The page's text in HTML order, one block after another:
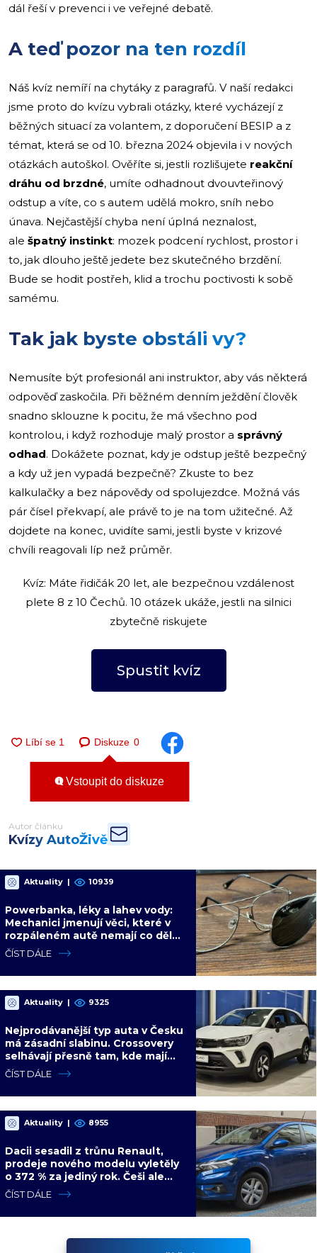
dál řeší v prevenci i ve veřejné debatě.
A teď pozor na ten rozdíl
Náš kvíz nemíří na chytáky z paragrafů. V naší redakci
jsme proto do kvízu vybrali otázky, které vycházejí z
běžných situací za volantem, z doporučení BESIP a z
témat, která se od 10. března 2024 objevila i v nových
otázkách autoškol. Ověříte si, jestli rozlišujete reakční
dráhu od brzdné, umíte odhadnout dvouvteřinový
odstup a víte, co s autem udělá mokro, sníh nebo
únava. Nejčastější chyba není úplná neznalost,
ale špatný instinkt: mozek podcení rychlost, prostor i
to, jak dlouho ještě jedete bez skutečného brzdění.
Bude se hodit postřeh, klid a trochu poctivosti k sobě
samému.
Tak jak byste obstáli vy?
Nemusíte být profesionál ani instruktor, aby vás některá
odpověď zaskočila. Při běžném denním ježdění člověk
snadno sklouzne k pocitu, že má všechno pod
kontrolou, i když rozhoduje malý prostor a správný
odhad. Dokážete poznat, kdy je odstup ještě bezpečný
a kdy už jen vypadá bezpečně? Zkuste to bez
kalkulačky a bez nápovědy od spolujezdce. Možná vás
pár čísel překvapí, ale právě to je na tom užitečné. Až
dojdete na konec, uvidíte sami, jestli byste v krizové
chvíli reagovali líp než průměr.
Kvíz: Máte řidičák 20 let, ale bezpečnou vzdálenost
plete 8 z 10 Čechů. 10 otázek ukáže, jestli na silnici
zbytečně riskujete
Spustit kvíz
Diskuze 0
Vstoupit do diskuze
Autor článku
Kvízy AutoŽivě
Aktuality | 10939
Powerbanka, léky a lahev vody:
Mechanici jmenují věci, které v
rozpáleném autě nemají co dělat.
Hrozí i požár
ČÍST DÁLE
Aktuality | 9325
Nejprodávanější typ auta v Česku
má zásadní slabinu. Crossovery
selhávají přesně tam, kde mají
být nejsilnější
ČÍST DÁLE
Aktuality | 8955
Dacii sesadil z trůnu Renault,
prodeje nového modelu vyletěly
o 372 % za jediný rok. Češi ale
jedou svojí pohádku
ČÍST DÁLE